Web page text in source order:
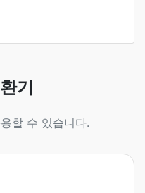
기
할 수 있습니다.